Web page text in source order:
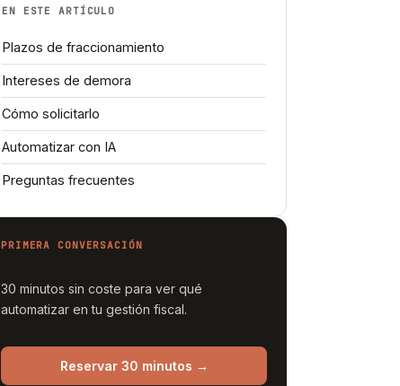
EN ESTE ARTÍCULO
Plazos de fraccionamiento
Intereses de demora
Cómo solicitarlo
Automatizar con IA
Preguntas frecuentes
PRIMERA CONVERSACIÓN
30 minutos sin coste para ver qué
automatizar en tu gestión fiscal.
Reservar 30 minutos →